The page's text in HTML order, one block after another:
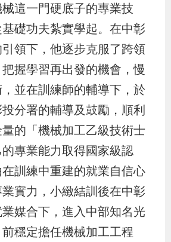
一門硬底子的專業技
礎功夫紮實學起。在中彰
領下，他逐步克服了跨領
握學習再出發的機會，慢
並在訓練師的輔導下，於
分署的輔導及鼓勵，順利
的「機械加工乙級技術士
專業能力取得國家級認
訓練中重建的就業自信心
實力，小緻結訓後在中彰
媒合下，進入中部知名光
穩定擔任機械加工工程